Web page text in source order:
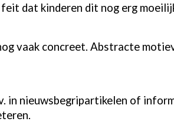
dat kinderen dit nog erg
vaak concreet. Abstracte
in nieuwsbegripartikelen of